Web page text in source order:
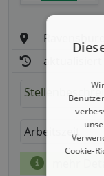
Ravensburg
aktualisiert
Arbeitszeit
Cookie-